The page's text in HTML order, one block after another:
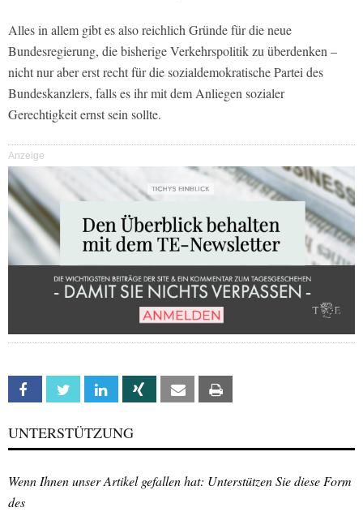
Alles in allem gibt es also reichlich Gründe für die neue
Bundesregierung, die bisherige Verkehrspolitik zu überdenken –
nicht nur aber erst recht für die sozialdemokratische Partei des
Bundeskanzlers, falls es ihr mit dem Anliegen sozialer
Gerechtigkeit ernst sein sollte.
Anzeige
Facebook Twitter Linkedin Xing Email
UNTERSTÜTZUNG
Wenn Ihnen unser Artikel gefallen hat: Unterstützen Sie diese Form
des